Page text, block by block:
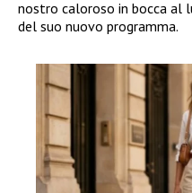
nostro caloroso in bocca al
del suo nuovo programma.